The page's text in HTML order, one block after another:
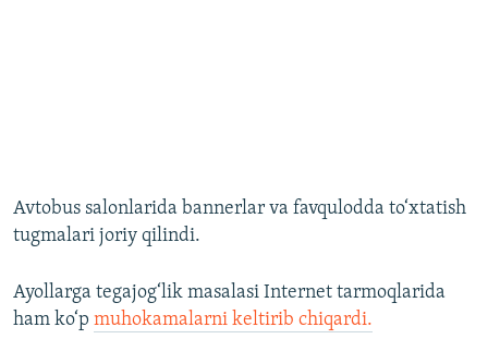
Avtobus salonlarida bannerlar va favqulodda to‘xtatish
tugmalari joriy qilindi.
Ayollarga tegajog‘lik masalasi Internet tarmoqlarida
ham ko‘p muhokamalarni keltirib chiqardi.